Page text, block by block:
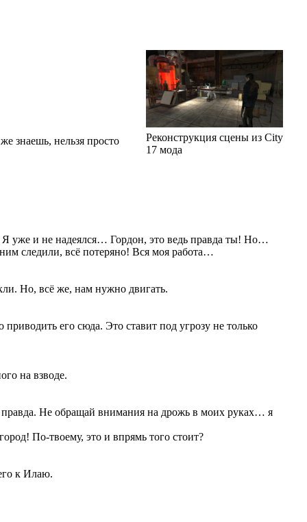
Реконструкция сцены из City
17 мода
знаешь, нельзя просто
и не надеялся… Гордон, это ведь правда ты! Но…
следили, всё потеряно! Вся моя работа…
Но, всё же, нам нужно двигать.
его сюда. Это ставит под угрозу не только
на взводе.
Не обращай внимания на дрожь в моих руках… я
По-твоему, это и впрямь того стоит?
к Илаю.